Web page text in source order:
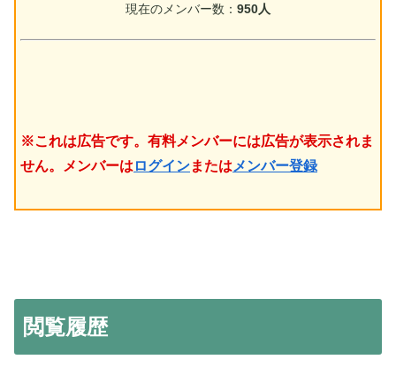
現在のメンバー数： 950人
※これは広告です。有料メンバーには広告が表示されま
せん。メンバーは ログインまたは メンバー登録
閲覧履歴